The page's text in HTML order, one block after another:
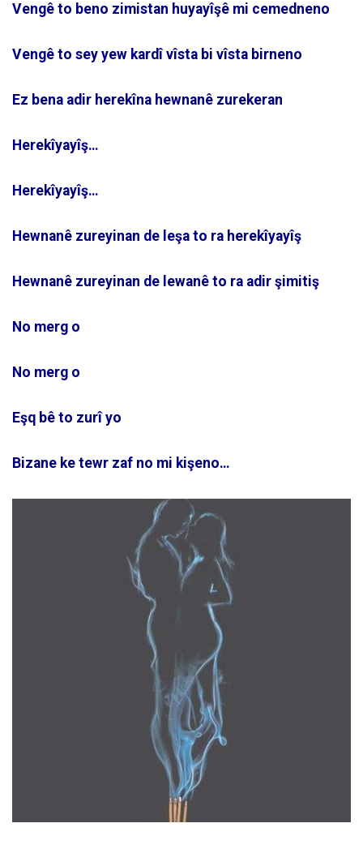
Vengê to beno zimistan huyayîşê mi cemedneno
Vengê to sey yew kardî vîsta bi vîsta birneno
Ez bena adir herekîna hewnanê zurekeran
Herekîyayîş…
Herekîyayîş…
Hewnanê zureyinan de leşa to ra herekîyayîş
Hewnanê zureyinan de lewanê to ra adir şimitiş
No merg o
No merg o
Eşq bê to zurî yo
Bizane ke tewr zaf no mi kişeno…